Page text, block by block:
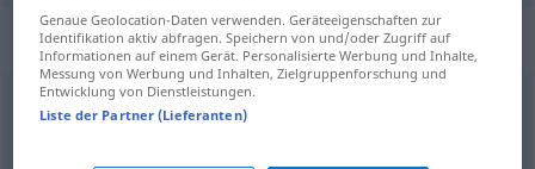
Synonyme für "erleben"
haben,erfahren
Genaue Geolocation-Daten verwenden. Geräteeigenschaften zur
Identifikation aktiv abfragen. Speichern von und/oder Zugriff auf
Informationen auf einem Gerät. Personalisierte Werbung und Inhalte,
Messung von Werbung und Inhalten, Zielgruppenforschung und
Entwicklung von Dienstleistungen.
Liste der Partner (Lieferanten)